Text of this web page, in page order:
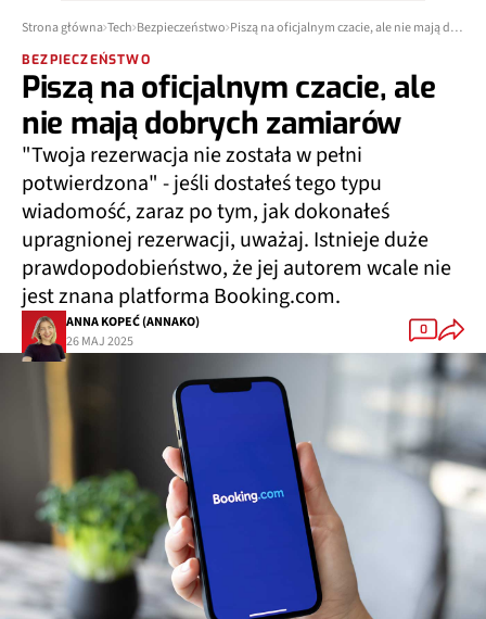
Strona główna Tech Bezpieczeństwo Piszą na oficjalnym czacie, ale nie mają dobrych zamiarów
BEZPIECZEŃSTWO
Piszą na oficjalnym czacie, ale
nie mają dobrych zamiarów
"Twoja rezerwacja nie została w pełni
potwierdzona" - jeśli dostałeś tego typu
wiadomość, zaraz po tym, jak dokonałeś
upragnionej rezerwacji, uważaj. Istnieje duże
prawdopodobieństwo, że jej autorem wcale nie
jest znana platforma Booking.com.
ANNA KOPEĆ (ANNAKO)
26 MAJ 2025
0